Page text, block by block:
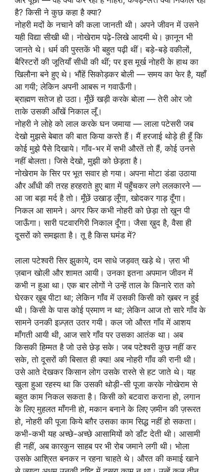
है? किसी ने कुछ कहा है क्या?
नोहरी मदों के नचाने की कला जानती थी। अपने जीवन में उसने
यही विद्या सीखी थी। नोखेराम पढ़े-लिखे आदमी थे। क़ानून भी
जानते थे। धर्म की पुस्तकें भी बहुत पढ़ी थीं। बड़े-बड़े वकीलों,
बैरिस्टरों की जूतियाँ सीधी की थीं; पर इस मूर्ख नोहरी के हाथ का
खिलौना बने हुए थे। भौंहें सिकोड़कर बोली — समय का फेर है, यहाँ
आ गयी; लेकिन अपनी आबरू न गवाऊँगी।
ब्राह्मण सतेज हो उठा। मूँछें खड़ी करके बोला — तेरी ओर जो
ताके उसकी आँखें निकाल लूँ।
नोहरी ने लोहे को लाल करके घन जमाया — लाला पटेसरी जब
देखो मुझसे बेबात की बात किया करते हैं। मैं हरजाई थोड़े ही हूँ कि
कोई मुझे पैसे दिखाये। गाँव-भर में सभी औरतें तो हैं, कोई उनसे
नहीं बोलता। जिसे देखो, मुझी को छेड़ता है।
नोखेराम के सिर पर भूत सवार हो गया। अपना मोटा डंडा उठाया
और आँधी की तरह हरहराते हुए बाग़ में पहुँचकर लगे ललकारने —
आ जा बड़ा मर्द है तो। मूँछें उखाड़ लूँगा, खोदकर गाड़ दूँगा।
निकल आ सामने। अगर फिर कभी नोहरी को छेड़ा तो ख़ून पी
जाऊँगा। सारी पटवारगिरी निकाल दूँगा। जैसा ख़ुद है, वैसा ही
दूसरों को समझता है। तू है किस घमंड में?
लाला पटेश्वरी सिर झुकाये, दम साधे जड़वत् खड़े थे। ज़रा भी
ज़बान खोली और शामत आयी। उनका इतना अपमान जीवन में
कभी न हुआ था। एक बार लोगों ने उन्हें ताल के किनारे रात को
घेरकर ख़ूब पीटा था; लेकिन गाँव में उसकी किसी को ख़बर न हुई
थी। किसी के पास कोई प्रमाण न था; लेकिन आज तो सारे गाँव के
सामने उनकी इज़्ज़त उतर गयी। कल जो औरत गाँव में आशय
माँगती आयी थी, आज सारे गाँव पर उसका आतंक था। अब
किसकी हिम्मत है जो उसे छेड़ सके। जब पटेश्वरी कुछ नहीं कर
सके, तो दूसरों की बिसात ही क्या! अब नोहरी गाँव की रानी थी।
उसे आते देखकर किसान लोग उसके रास्ते से हट जाते थे। यह
खुला हुआ रहस्य था कि उसकी थोड़ी-सी पूजा करके नोखेराम से
बहुत काम निकल सकता है। किसी को बटवारा कराना हो, लगान
के लिए मुहलत माँगनी हो, मकान बनाने के लिए ज़मीन की ज़रूरत
हो, नोहरी की पूजा किये बग़ैर उसका काम सिद्ध नहीं हो सकता।
कभी-कभी यह अच्छे-अच्छे आसामियों को डाँट देती थी। आसामी
ही नहीं, अब कारकुन साहब पर भी रोब जमाने लगी थी। भोला
उसके आश्रित बनकर न रहना चाहते थे। औरत की कमाई खाने